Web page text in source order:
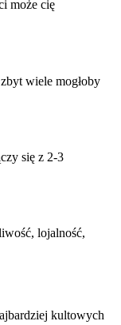
może cię
wiele mogłoby
się z 2-3
lojalność,
kultowych